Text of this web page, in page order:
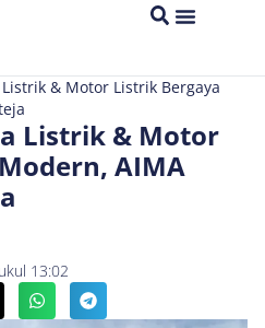
& Motor Listrik Bergaya
Listrik & Motor
AIMA
13:02